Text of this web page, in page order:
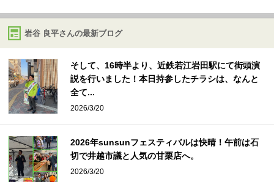
岩谷 良平さんの最新ブログ
そして、16時半より、近鉄若江岩田駅にて街頭演
説を行いました！本日持参したチラシは、なんと
全て...
2026/3/20
2026年sunsunフェスティバルは快晴！午前は石
切で井越市議と人気の甘栗店へ。
2026/3/20